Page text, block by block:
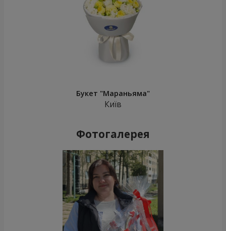
Букет "Мараньяма"
Київ
Фотогалерея